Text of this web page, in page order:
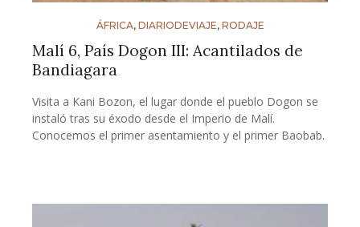
ÁFRICA, DIARIODEVIAJE, RODAJE
Malí 6, País Dogon III: Acantilados de
Bandiagara
Visita a Kani Bozon, el lugar donde el pueblo Dogon se
instaló tras su éxodo desde el Imperio de Malí.
Conocemos el primer asentamiento y el primer Baobab.